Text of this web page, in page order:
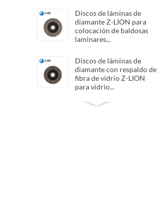
Discos de láminas de
diamante Z-LION para
colocación de baldosas
laminares...
Discos de láminas de
diamante con respaldo de
fibra de vidrio Z-LION
para vidrio...
Sábanas de tela flexibles